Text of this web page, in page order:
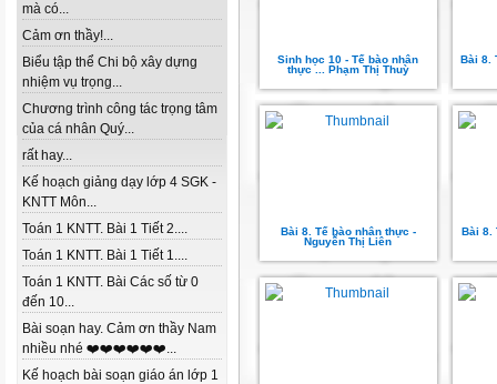
mà có...
Cảm ơn thầy!...
Biểu tập thể Chi bộ xây dựng
nhiệm vụ trọng...
Chương trình công tác trọng tâm
của cá nhân Quý...
rất hay...
Kế hoạch giảng dạy lớp 4 SGK -
KNTT Môn...
Toán 1 KNTT. Bài 1 Tiết 2....
Toán 1 KNTT. Bài 1 Tiết 1....
Toán 1 KNTT. Bài Các số từ 0
đến 10...
Bài soạn hay. Cảm ơn thầy Nam
nhiều nhé ❤️❤️❤️❤️❤️❤️...
Kế hoạch bài soạn giáo án lớp 1
Sinh học 10 - Tế bào nhân
thực ... Phạm Thị Thuỳ
Bài 8.
Bài 8. Tế bào nhân thực -
Nguyễn Thị Liên
Bài 8.